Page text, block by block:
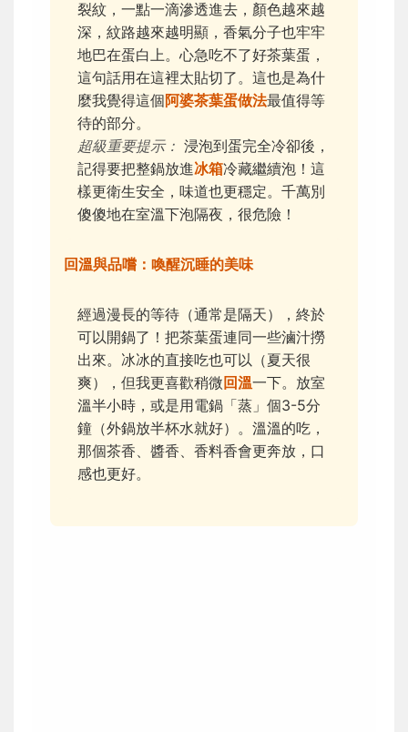
裂紋，一點一滴滲透進去，顏色越來越
深，紋路越來越明顯，香氣分子也牢牢
地巴在蛋白上。心急吃不了好茶葉蛋，
這句話用在這裡太貼切了。這也是為什
麼我覺得這個阿婆茶葉蛋做法最值得等
待的部分。
超級重要提示： 浸泡到蛋完全冷卻後，
記得要把整鍋放進冰箱冷藏繼續泡！這
樣更衛生安全，味道也更穩定。千萬別
傻傻地在室溫下泡隔夜，很危險！
回溫與品嚐：喚醒沉睡的美味
經過漫長的等待（通常是隔天），終於
可以開鍋了！把茶葉蛋連同一些滷汁撈
出來。冰冰的直接吃也可以（夏天很
爽），但我更喜歡稍微 回溫一下。放室
溫半小時，或是用電鍋「蒸」個3-5分
鐘（外鍋放半杯水就好）。溫溫的吃，
那個茶香、醬香、香料香會更奔放，口
感也更好。